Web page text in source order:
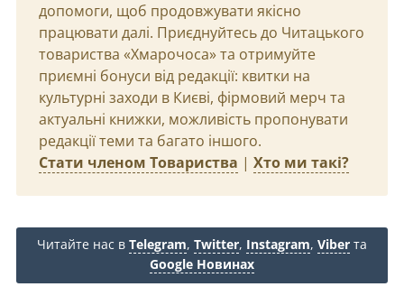
допомоги, щоб продовжувати якісно
працювати далі. Приєднуйтесь до Читацького
товариства «Хмарочоса» та отримуйте
приємні бонуси від редакції: квитки на
культурні заходи в Києві, фірмовий мерч та
актуальні книжки, можливість пропонувати
редакції теми та багато іншого.
Стати членом Товариства | Хто ми такі?
Читайте нас в Telegram, Twitter, Instagram, Viber та
Google Новинах